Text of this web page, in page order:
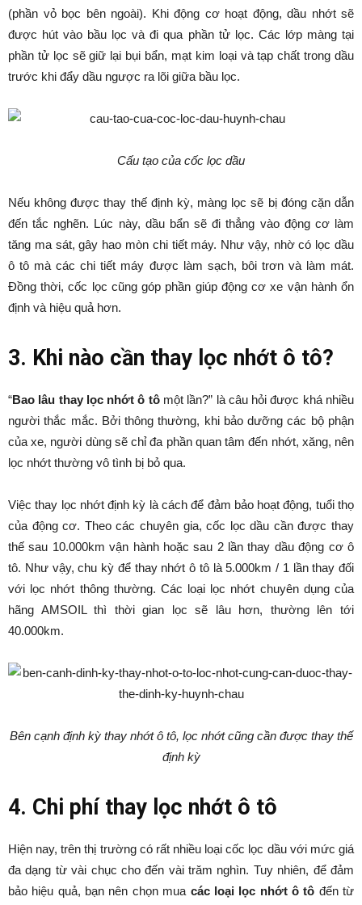
(phần vỏ bọc bên ngoài). Khi động cơ hoạt động, dầu nhớt sẽ
được hút vào bầu lọc và đi qua phần tử lọc. Các lớp màng tại
phần tử lọc sẽ giữ lại bụi bẩn, mạt kim loại và tạp chất trong dầu
trước khi đẩy dầu ngược ra lõi giữa bầu lọc.
Cấu tạo của cốc lọc dầu
Nếu không được thay thế định kỳ, màng lọc sẽ bị đóng cặn dẫn
đến tắc nghẽn. Lúc này, dầu bẩn sẽ đi thẳng vào động cơ làm
tăng ma sát, gây hao mòn chi tiết máy. Như vậy, nhờ có lọc dầu
ô tô mà các chi tiết máy được làm sạch, bôi trơn và làm mát.
Đồng thời, cốc lọc cũng góp phần giúp động cơ xe vận hành ổn
định và hiệu quả hơn.
3. Khi nào cần thay lọc nhớt ô tô?
“Bao lâu thay lọc nhớt ô tômột lần?” là câu hỏi được khá nhiều
người thắc mắc. Bởi thông thường, khi bảo dưỡng các bộ phận
của xe, người dùng sẽ chỉ đa phần quan tâm đến nhớt, xăng, nên
lọc nhớt thường vô tình bị bỏ qua.
Việc thay lọc nhớt định kỳ là cách để đảm bảo hoạt động, tuổi thọ
của động cơ. Theo các chuyên gia, cốc lọc dầu cần được thay
thế sau 10.000km vận hành hoặc sau 2 lần thay dầu động cơ ô
tô. Như vậy, chu kỳ để thay nhớt ô tô là 5.000km / 1 lần thay đối
với lọc nhớt thông thường. Các loại lọc nhớt chuyên dụng của
hãng AMSOIL thì thời gian lọc sẽ lâu hơn, thường lên tới
40.000km.
Bên cạnh định kỳ thay nhớt ô tô, lọc nhớt cũng cần được thay thế
định kỳ
4. Chi phí thay lọc nhớt ô tô
Hiện nay, trên thị trường có rất nhiều loại cốc lọc dầu với mức giá
đa dạng từ vài chục cho đến vài trăm nghìn. Tuy nhiên, để đảm
bảo hiệu quả, bạn nên chọn mua các loại lọc nhớt ô tô đến từ